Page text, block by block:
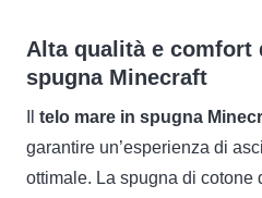
Alta qualità e comfort
spugna Minecraft
telo mare in spugna
garantire un’esperienza di
ottimale. La spugna di cotone